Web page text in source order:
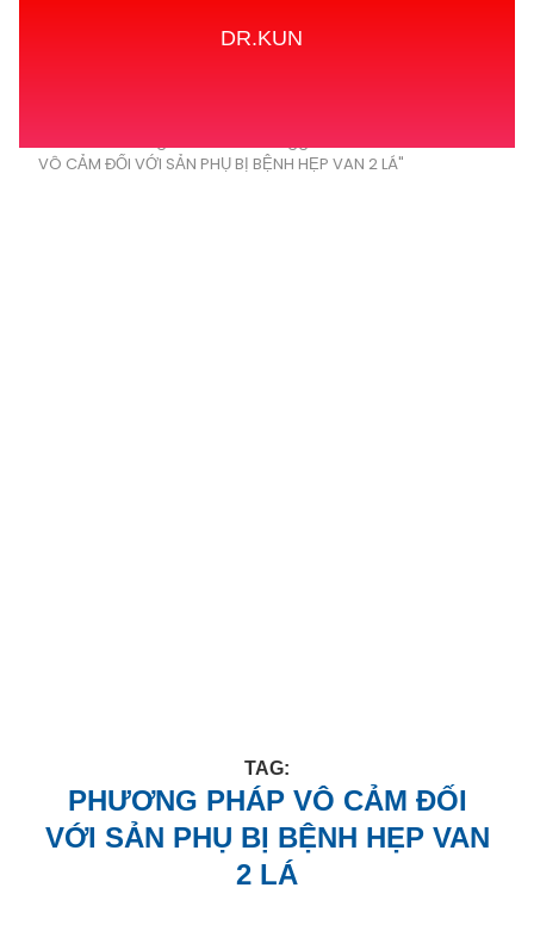
DR.KUN
VÔ CẢM ĐỐI VỚI SẢN PHỤ BỊ BỆNH HẸP VAN 2 LÁ"
TAG:
PHƯƠNG PHÁP VÔ CẢM ĐỐI
VỚI SẢN PHỤ BỊ BỆNH HẸP VAN
2 LÁ